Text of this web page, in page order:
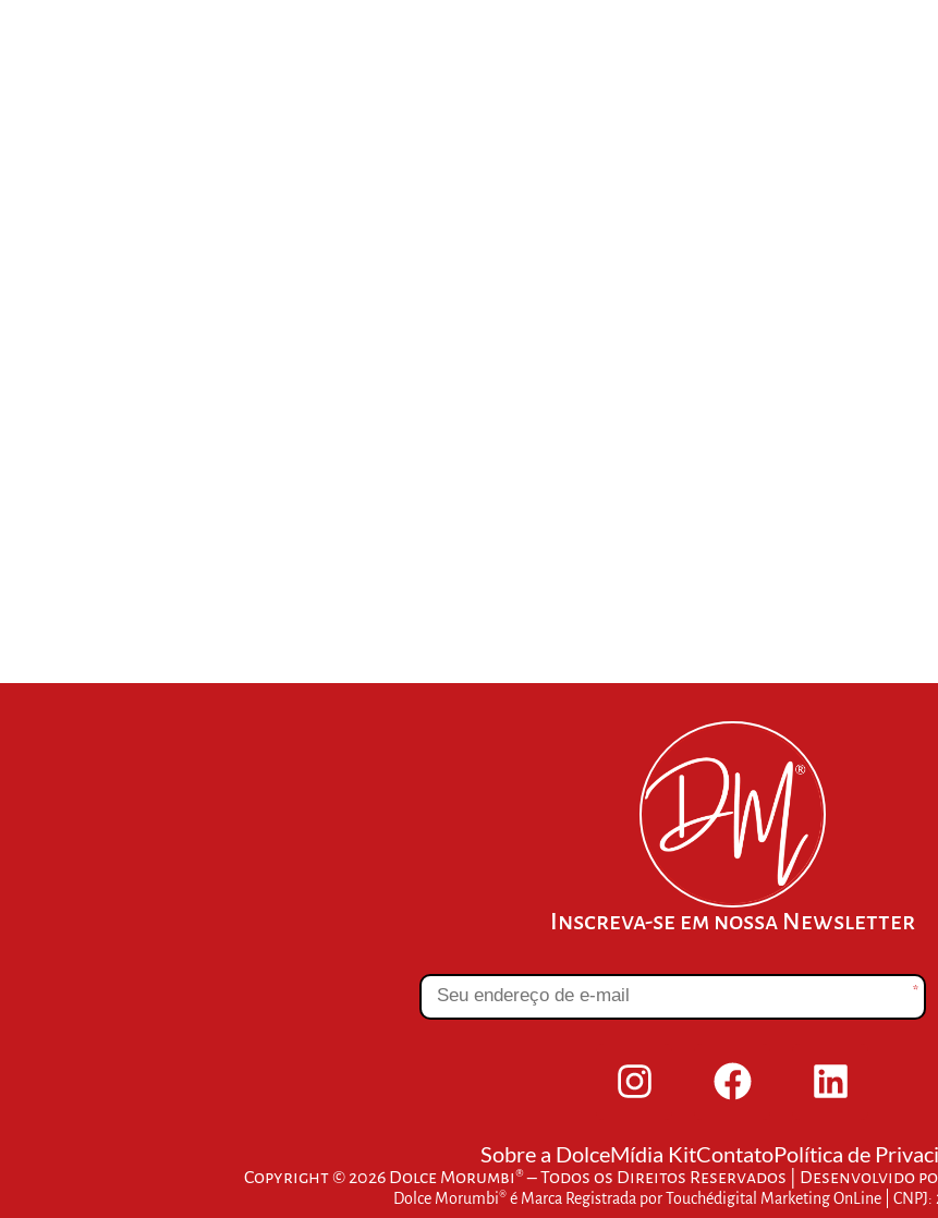
Inscreva-se em nossa Newsletter
*
Sobre a DolceMídia KitContatoPolítica de
Copyright © 2026 Dolce Morumbi® – Todos os Direitos Reservados | Desenvolvido
Dolce Morumbi® é Marca Registrada por Touchédigital Marketing OnLine |